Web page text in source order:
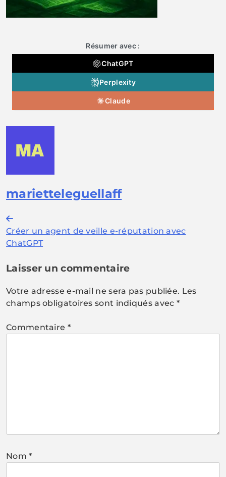
Résumer avec :
ChatGPT
Perplexity
Claude
marietteleguellaff
Navigation
de
Créer un agent de veille e-réputation avec
ChatGPT
Laisser un commentaire
Votre adresse e-mail ne sera pas publiée. Les
champs obligatoires sont indiqués avec *
Commentaire *
Nom*